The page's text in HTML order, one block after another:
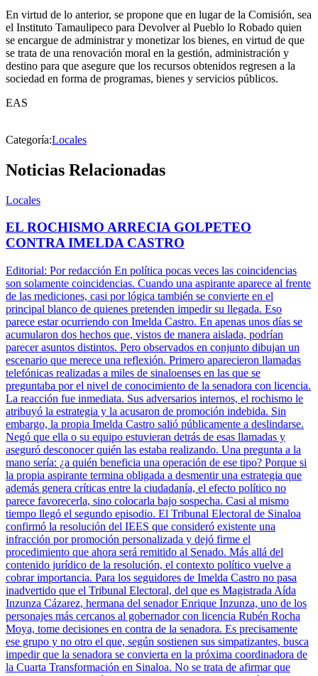
En virtud de lo anterior, se propone que en lugar de la Comisión, sea
el Instituto Tamaulipeco para Devolver al Pueblo lo Robado quien
se encargue de administrar y monetizar los bienes, en virtud de que
se trata de una renovación moral en la gestión, administración y
destino para que asegure que los recursos obtenidos regresen a la
sociedad en forma de programas, bienes y servicios públicos.
EAS
Categoría:Locales
Noticias Relacionadas
Locales
EL ROCHISMO ARRECIA GOLPETEO
CONTRA IMELDA CASTRO
Editorial: Por redacción En política pocas veces las coincidencias
son solamente coincidencias. Cuando una aspirante aparece al frente
de las mediciones, casi por lógica también se convierte en el
principal blanco de quienes pretenden impedir su llegada. Eso
parece estar ocurriendo con Imelda Castro. En apenas unos días se
acumularon dos hechos que, vistos de manera aislada, podrían
parecer asuntos distintos. Pero observados en conjunto dibujan un
escenario que merece una reflexión. Primero aparecieron llamadas
telefónicas realizadas a miles de sinaloenses en las que se
preguntaba por el nivel de conocimiento de la senadora con licencia.
La reacción fue inmediata. Sus adversarios internos, el rochismo le
atribuyó la estrategia y la acusaron de promoción indebida. Sin
embargo, la propia Imelda Castro salió públicamente a deslindarse.
Negó que ella o su equipo estuvieran detrás de esas llamadas y
aseguró desconocer quién las estaba realizando. Una pregunta a la
mano sería: ¿a quién beneficia una operación de ese tipo? Porque si
la propia aspirante termina obligada a desmentir una estrategia que
además genera críticas entre la ciudadanía, el efecto político no
parece favorecerla, sino colocarla bajo sospecha. Casi al mismo
tiempo llegó el segundo episodio. El Tribunal Electoral de Sinaloa
confirmó la resolución del IEES que consideró existente una
infracción por promoción personalizada y dejó firme el
procedimiento que ahora será remitido al Senado. Más allá del
contenido jurídico de la resolución, el contexto político vuelve a
cobrar importancia. Para los seguidores de Imelda Castro no pasa
inadvertido que el Tribunal Electoral, del que es Magistrada Aída
Inzunza Cázarez, hermana del senador Enrique Inzunza, uno de los
personajes más cercanos al gobernador con licencia Rubén Rocha
Moya, tome decisiones en contra de la senadora. Es precisamente
ese grupo y no otro el que, según sostienen sus simpatizantes, busca
impedir que la senadora se convierta en la próxima coordinadora de
la Cuarta Transformación en Sinaloa. No se trata de afirmar que